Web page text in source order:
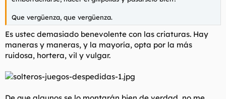
Que vergüenza, que vergüenza.
Es ustec demasiado benevolente con las criaturas. Hay
maneras y maneras, y la mayoría, opta por la más
ruidosa, hortera, vil y vulgar.